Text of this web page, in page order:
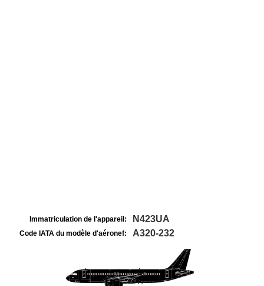
Immatriculation de l'appareil: N423UA
Code IATA du modèle d'aéronef: A320-232